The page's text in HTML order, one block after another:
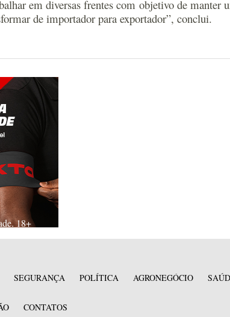
em diversas frentes com objetivo de manter
de importador para exportador”, conclui.
18+
SEGURANÇA POLÍTICA AGRONEGÓCIO
CONTATOS